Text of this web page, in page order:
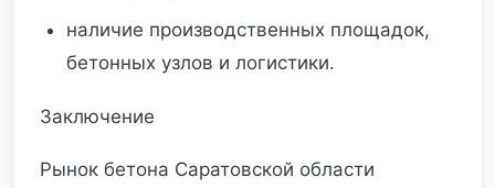
наличие производственных площадок,
бетонных узлов и логистики.
Заключение
Рынок бетона Саратовской области